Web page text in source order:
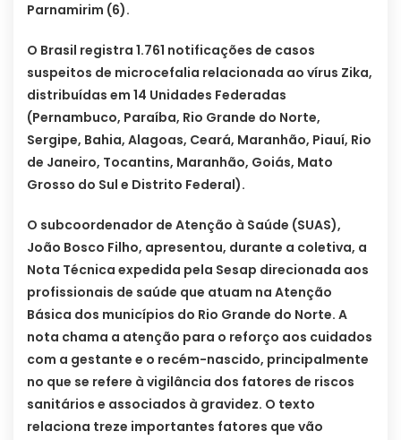
Parnamirim (6).
O Brasil registra 1.761 notificações de casos
suspeitos de microcefalia relacionada ao vírus Zika,
distribuídas em 14 Unidades Federadas
(Pernambuco, Paraíba, Rio Grande do Norte,
Sergipe, Bahia, Alagoas, Ceará, Maranhão, Piauí, Rio
de Janeiro, Tocantins, Maranhão, Goiás, Mato
Grosso do Sul e Distrito Federal).
O subcoordenador de Atenção à Saúde (SUAS),
João Bosco Filho, apresentou, durante a coletiva, a
Nota Técnica expedida pela Sesap direcionada aos
profissionais de saúde que atuam na Atenção
Básica dos municípios do Rio Grande do Norte. A
nota chama a atenção para o reforço aos cuidados
com a gestante e o recém-nascido, principalmente
no que se refere à vigilância dos fatores de riscos
sanitários e associados à gravidez. O texto
relaciona treze importantes fatores que vão